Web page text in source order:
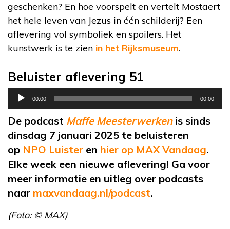
geschenken? En hoe voorspelt en vertelt Mostaert
het hele leven van Jezus in één schilderij? Een
aflevering vol symboliek en spoilers. Het
kunstwerk is te zien in het Rijksmuseum.
Beluister aflevering 51
Audiospeler
00:00 00:00
De podcast Maffe Meesterwerkenis sinds
dinsdag 7 januari 2025 te beluisteren
op NPO Luister en hier op MAX Vandaag.
Elke week een nieuwe aflevering! Ga voor
meer informatie en uitleg over podcasts
naar maxvandaag.nl/podcast.
(Foto: © MAX)